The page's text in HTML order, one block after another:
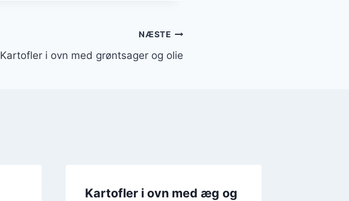
NÆSTE
Kartofler i ovn med grøntsager og olie
Kartofler i ovn med æg og